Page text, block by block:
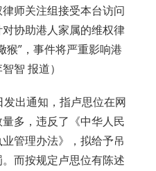
师关注组接受本台访问
协助港人家属的维权律
猴”，事件将严重影响港
智 报道）
出通知，指卢思位在网
多，违反了《中华人民
管理办法》，拟给予吊
而按规定卢思位有陈述